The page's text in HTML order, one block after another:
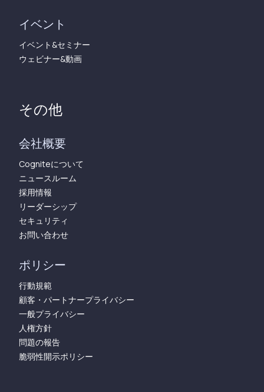
イベント
イベント&セミナー
ウェビナー&動画
その他
会社概要
Cogniteについて
ニュースルーム
採用情報
リーダーシップ
セキュリティ
お問い合わせ
ポリシー
行動規範
顧客・パートナープライバシー
一般プライバシー
人権方針
問題の報告
脆弱性開示ポリシー